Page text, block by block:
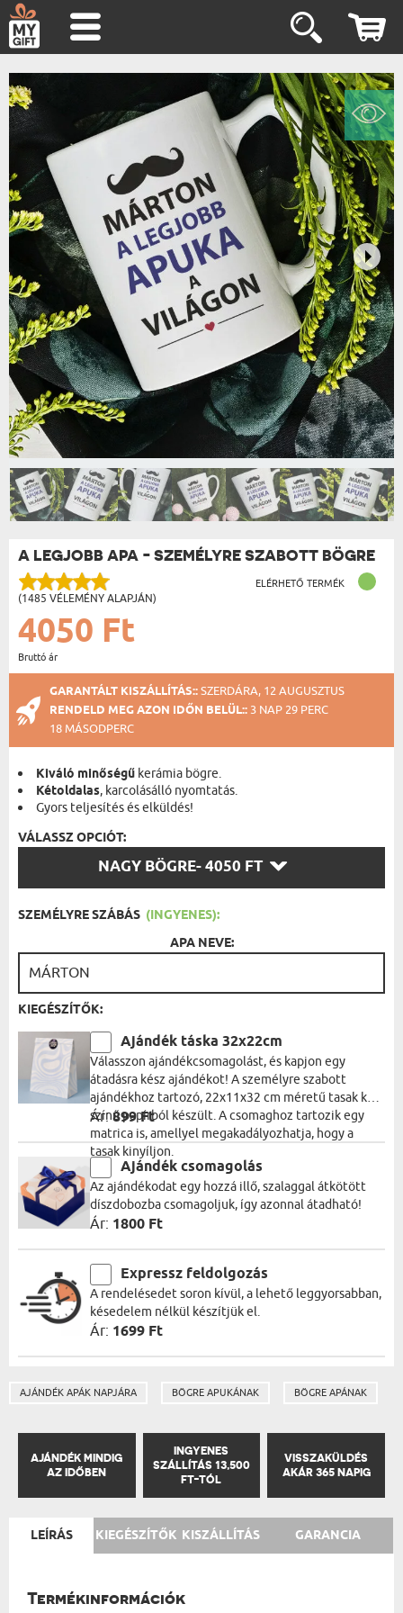
A LEGJOBB APA - SZEMÉLYRE SZABOTT BÖGRE
(1485 VÉLEMÉNY ALAPJÁN)
ELÉRHETŐ TERMÉK
4050 Ft
Bruttó ár
GARANTÁLT KISZÁLLÍTÁS::SZERDÁRA, 12 AUGUSZTUS
RENDELD MEG AZON IDŐN BELÜL:: 3 NAP 29 PERC
18 MÁSODPERC
Kiváló minőségű kerámia bögre.
Kétoldalas, karcolásálló nyomtatás.
Gyors teljesítés és elküldés!
VÁLASSZ OPCIÓT:
NAGY BÖGRE- 4050 FT
SZEMÉLYRE SZÁBÁS (INGYENES):
APA NEVE:
KIEGÉSZÍTŐK:
Ajándék táska 32x22cm
Válasszon ajándékcsomagolást, és kapjon egy
átadásra kész ajándékot! A személyre szabott
ajándékhoz tartozó, 22x11x32 cm méretű tasak kék
színű papírból készült. A csomaghoz tartozik egy
matrica is, amellyel megakadályozhatja, hogy a
tasak kinyíljon.
Ár:899 Ft
Ajándék csomagolás
Az ajándékodat egy hozzá illő, szalaggal átkötött
díszdobozba csomagoljuk, így azonnal átadható!
Ár: 1800 Ft
Expressz feldolgozás
A rendelésedet soron kívül, a lehető leggyorsabban,
késedelem nélkül készítjük el.
Ár: 1699 Ft
AJÁNDÉK APÁK NAPJÁRA BÖGRE APUKÁNAK BÖGRE APÁNAK
AJÁNDÉK MINDIG
AZ IDŐBEN
INGYENES
SZÁLLÍTÁS 13,500
FT-TÓL
VISSZAKÜLDÉS
AKÁR 365 NAPIG
LEÍRÁS KIEGÉSZÍTŐK KISZÁLLÍTÁS GARANCIA
Termékinformációk